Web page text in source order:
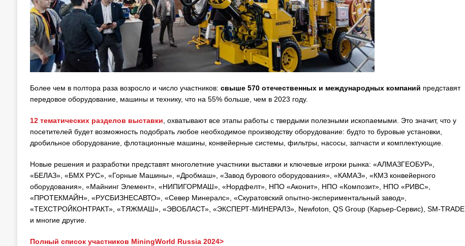
Более чем в полтора раза возросло и число участников: свыше 570 отечественных и международных компаний представят
передовое оборудование, машины и технику, что на 55% больше, чем в 2023 году.
12 тематических разделов выставки , охватывают все этапы работы с твердыми полезными ископаемыми. Это значит, что у
посетителей будет возможность подобрать любое необходимое производству оборудование: будто то буровые установки,
дробильное оборудование, флотационные машины, конвейерные системы, фильтры, насосы, запчасти и комплектующие.
Новые решения и разработки представят многолетние участники выставки и ключевые игроки рынка: «АЛМАЗГЕОБУР»,
«БЕЛАЗ», «БМХ РУС», «Горные Машины», «Дробмаш», «Завод бурового оборудования», «КАМАЗ», «КМЗ конвейерного
оборудования», «Майнинг Элемент», «НИПИГОРМАШ», «Нордфелт», НПО «Аконит», НПО «Композит», НПО «РИВС»,
«ПРОТЕКМАЙН», «РУСБИЗНЕСАВТО», «Север Минералс», «Скуратовский опытно-экспериментальный завод»,
«ТЕХСТРОЙКОНТРАКТ», «ТЯЖМАШ», «ЭВОБЛАСТ», «ЭКСПЕРТ-МИНЕРАЛЗ», Newfoton, QS Group (Карьер-Сервис), SM-TRADE
и многие другие.
Полный список участников MiningWorld Russia 2024>